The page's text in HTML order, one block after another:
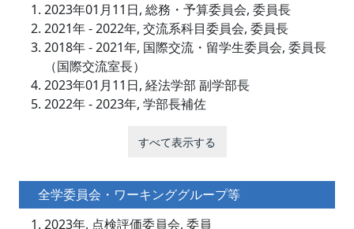
2023年01月11日, 総務・予算委員会, 委員長
2021年 - 2022年, 交流系科目委員会, 委員長
2018年 - 2021年, 国際交流・留学生委員会, 委員長
（国際交流室長）
2023年01月11日, 経法学部 副学部長
2022年 - 2023年, 学部長補佐
すべて表示する
全学委員会・ワーキンググループ等
2023年, 点検評価委員会, 委員